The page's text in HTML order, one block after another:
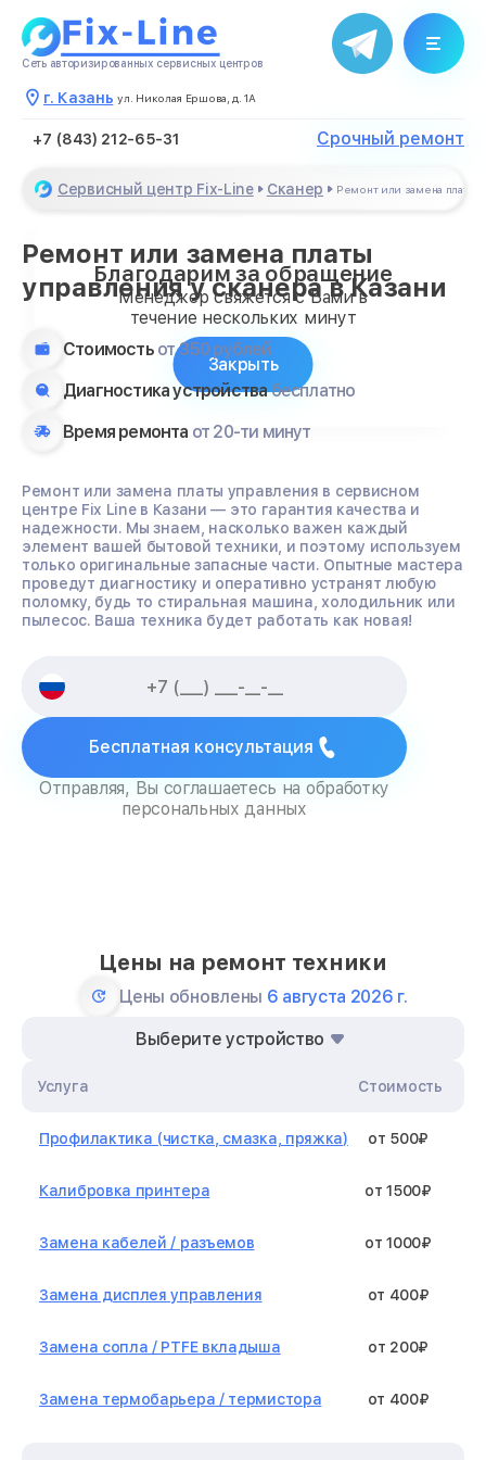
Сеть авторизированных сервисных центров
г. Казань ул. Николая Ершова, д. 1А
+7 (843) 212-65-31 Срочный ремонт
Сервисный центр Fix-Line Сканер Ремонт или замена платы
Ремонт или замена платы
управления у сканера в Казани
Стоимость от 350 рублей
Диагностика устройствабесплатно
Время ремонта от 20-ти минут
Ремонт или замена платы управления в сервисном
центре Fix Line в Казани — это гарантия качества и
надежности. Мы знаем, насколько важен каждый
элемент вашей бытовой техники, и поэтому используем
только оригинальные запасные части. Опытные мастера
проведут диагностику и оперативно устранят любую
поломку, будь то стиральная машина, холодильник или
пылесос. Ваша техника будет работать как новая!
Бесплатная консультация
Отправляя, Вы соглашаетесь на обработку
персональных данных
Цены на ремонт техники
Цены обновлены 6 августа 2026 г.
Выберите устройство
Услуга Стоимость
Профилактика (чистка, смазка, пряжка) от 500₽
Калибровка принтера от 1500₽
Замена кабелей / разъемов от 1000₽
Замена дисплея управления от 400₽
Замена сопла / PTFE вкладыша от 200₽
Замена термобарьера / термистора от 400₽
Благодарим за обращение
Менеджер свяжется с Вами в
течение нескольких минут
Закрыть